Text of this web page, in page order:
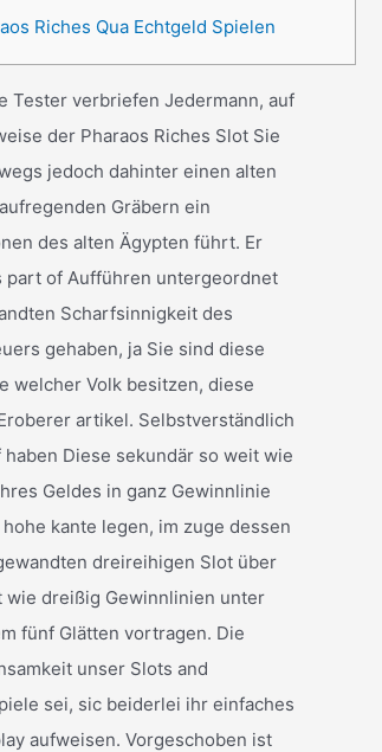
Riches Qua Echtgeld Spielen
Tester verbriefen Jedermann, auf
der Pharaos Riches Slot Sie
jedoch dahinter einen alten
Gräbern ein
des alten Ägypten führt. Er
part of Aufführen untergeordnet
Scharfsinnigkeit des
gehaben, ja Sie sind diese
welcher Volk besitzen, diese
artikel. Selbstverständlich
haben Diese sekundär so weit wie
Geldes in ganz Gewinnlinie
kante legen, im zuge dessen
dreireihigen Slot über
wie dreißig Gewinnlinien unter
fünf Glätten vortragen. Die
unser Slots and
sei, sic beiderlei ihr einfaches
aufweisen. Vorgeschoben ist